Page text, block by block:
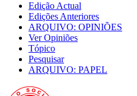
Edição Actual
Edições Anteriores
ARQUIVO: OPINIÕES
Ver Opiniões
Tópico
Pesquisar
ARQUIVO: PAPEL